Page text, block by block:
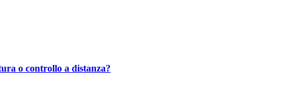
o controllo a distanza?